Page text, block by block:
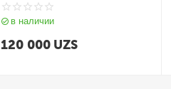
в наличии
120 000 UZS